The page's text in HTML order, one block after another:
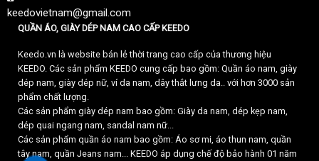
keedovietnam@gmail.com
QUẦN ÁO, GIÀY DÉP NAM CAO CẤP KEEDO
Keedo.vn là website bán lẻ thời trang cao cấp của thương hiệu
KEEDO. Các sản phẩm KEEDO cung cấp bao gồm: Quần áo nam, giày
dép nam, giày dép nữ, ví da nam, dây thắt lưng da.. với hơn 3000 sản
phẩm chất lượng.
Các sản phẩm giày dép nam bao gồm: Giày da nam, dép kẹp nam,
dép quai ngang nam, sandal nam nữ...
Các sản phẩm quần áo nam bao gồm: Áo sơ mi, áo thun nam, quần
tây nam, quần Jeans nam... KEEDO áp dụng chế độ bảo hành 01 năm